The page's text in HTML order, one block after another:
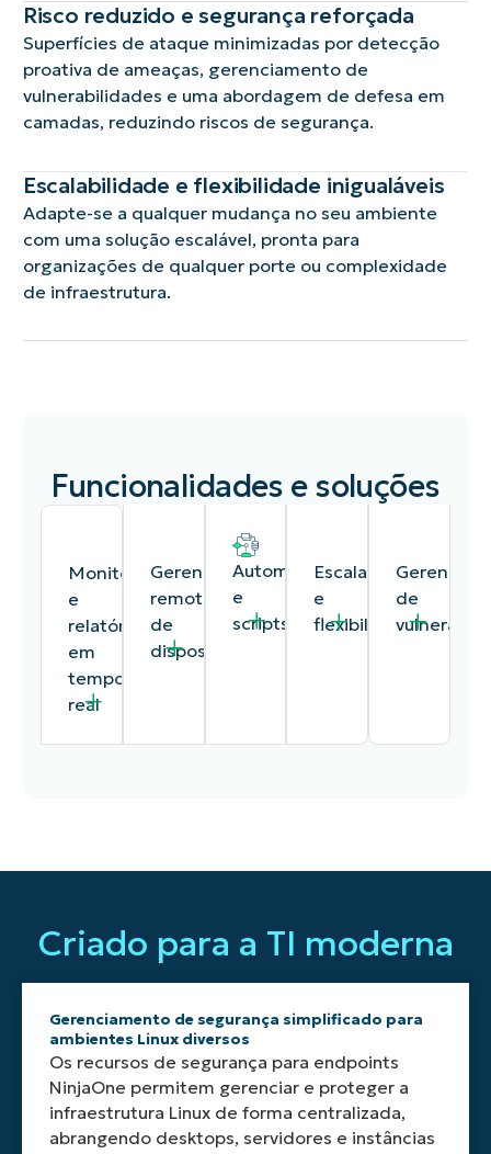
Risco reduzido e segurança reforçada
Superfícies de ataque minimizadas por detecção
proativa de ameaças, gerenciamento de
vulnerabilidades e uma abordagem de defesa em
camadas, reduzindo riscos de segurança.
Escalabilidade e flexibilidade inigualáveis
Adapte-se a qualquer mudança no seu ambiente
com uma solução escalável, pronta para
organizações de qualquer porte ou complexidade
de infraestrutura.
Funcionalidades e soluções
Monitoramento
e
relatórios
em
tempo
real
Insights
a
integridade
e a
de
segurança
de
toda
a
sua
Gerenciamento
remoto
de
dispositivos
Simplifique
de
TI
com
e
configuração
remotas
de
ferramentas
e
Automação
e
scripts
Aproveite
de
automação
para
tarefas
repetitivas,
automatizar
a
remediação
via
Escalabilidade
e
flexibilidade
NinjaOne
dimensionável
para
atender
organizações
qualquer
porte,
acomodando
o
de
Visibilidade
status
dos
patches
endpoints
identificando
e
priorizando
Criado para a TI moderna
Gerenciamento de segurança simplificado para
ambientes Linux diversos
Os recursos de segurança para endpoints
NinjaOne permitem gerenciar e proteger a
infraestrutura Linux de forma centralizada,
abrangendo desktops, servidores e instâncias